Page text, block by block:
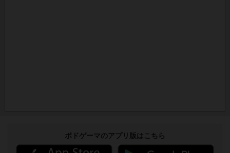
ボドゲーマのアプリ版はこちら